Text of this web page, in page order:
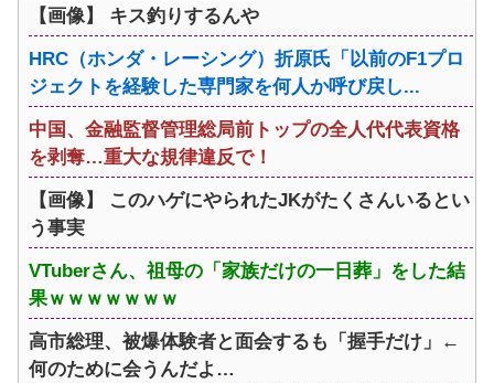
【画像】 キス釣りするんや
HRC（ホンダ・レーシング）折原氏「以前のF1プロ
ジェクトを経験した専門家を何人か呼び戻し...
中国、金融監督管理総局前トップの全人代代表資格
を剥奪…重大な規律違反で！
【画像】 このハゲにやられたJKがたくさんいるとい
う事実
VTuberさん、祖母の「家族だけの一日葬」をした結
果ｗｗｗｗｗｗｗ
高市総理、被爆体験者と面会するも「握手だけ」←
何のために会うんだよ…